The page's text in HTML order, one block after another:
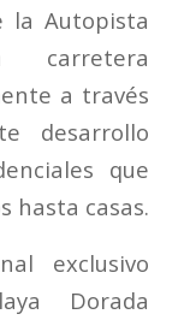
la Autopista
carretera
a través
desarrollo
que
hasta casas.
exclusivo
Dorada